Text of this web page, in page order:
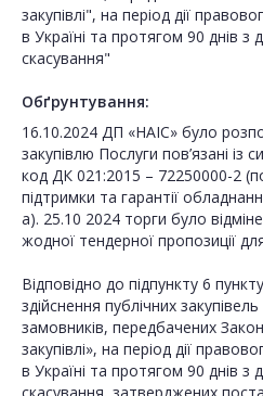
закупівлі", на період дії
в Україні та протягом 90 днів
скасування"
Обґрунтування:
16.10.2024 ДП «НАІС» було
закупівлю Послуги пов’язані із
код ДК 021:2015 – 72250000-2
підтримки та гарантії
a). 25.10 2024 торги було
жодної тендерної пропозиції
Відповідно до підпункту 6
здійснення публічних
замовників, передбачених
закупівлі», на період дії
в Україні та протягом 90 днів